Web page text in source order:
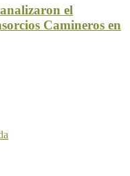
el
Camineros en